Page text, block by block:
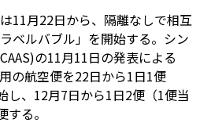
11月22日から、隔離なしで相互
ベルバブル」を開始する。シン
の11月11日の発表による
の航空便を22日から1日1便
し、12月7日から1日2便（1便当
る。